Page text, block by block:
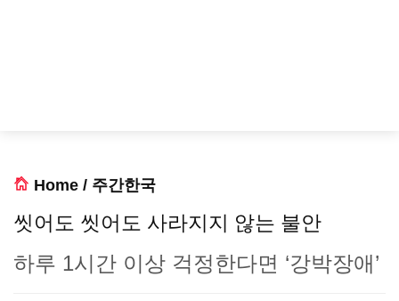
Home / 주간한국
씻어도 씻어도 사라지지 않는 불안
하루 1시간 이상 걱정한다면 ‘강박장애’